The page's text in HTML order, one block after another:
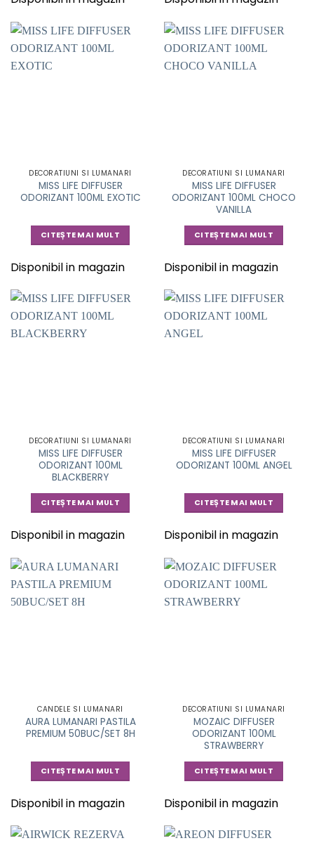
DECORATIUNI SI LUMANARI
MISS LIFE DIFFUSER
ODORIZANT 100ML EXOTIC
CITEȘTE MAI MULT
Disponibil in magazin
DECORATIUNI SI LUMANARI
MISS LIFE DIFFUSER
ODORIZANT 100ML CHOCO
VANILLA
CITEȘTE MAI MULT
Disponibil in magazin
DECORATIUNI SI LUMANARI
MISS LIFE DIFFUSER
ODORIZANT 100ML
BLACKBERRY
CITEȘTE MAI MULT
Disponibil in magazin
DECORATIUNI SI LUMANARI
MISS LIFE DIFFUSER
ODORIZANT 100ML ANGEL
CITEȘTE MAI MULT
Disponibil in magazin
CANDELE SI LUMANARI
AURA LUMANARI PASTILA
PREMIUM 50BUC/SET 8H
CITEȘTE MAI MULT
Disponibil in magazin
DECORATIUNI SI LUMANARI
MOZAIC DIFFUSER
ODORIZANT 100ML
STRAWBERRY
CITEȘTE MAI MULT
Disponibil in magazin